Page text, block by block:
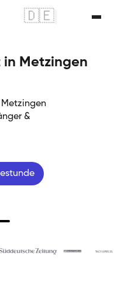
🇩🇪
Metzingen
Metzingen
&